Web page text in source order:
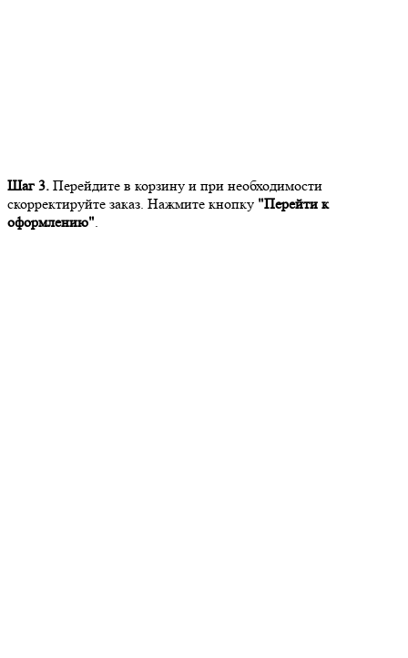
Шаг 3. Перейдите в корзину и при необходимости
скорректируйте заказ. Нажмите кнопку "Перейти к
оформлению".